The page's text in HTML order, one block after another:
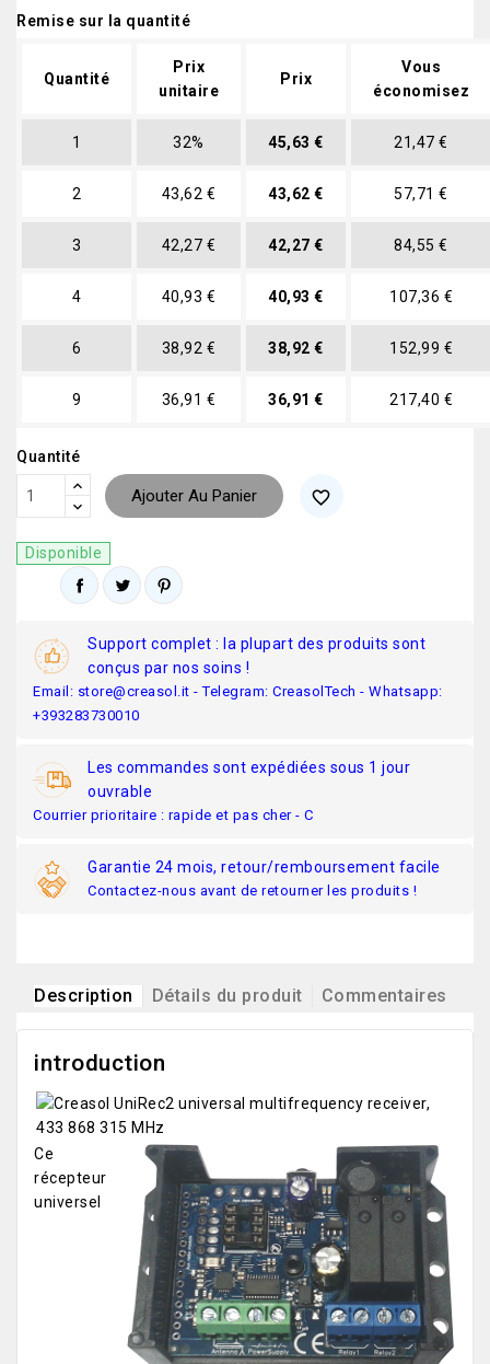
Remise sur la quantité
Quantité
Prix
unitaire
Prix
Vous
économisez
1 32% 45,63 € 21,47 €
2 43,62 € 43,62 € 57,71 €
3 42,27 € 42,27 € 84,55 €
4 40,93 € 40,93 € 107,36 €
6 38,92 € 38,92 € 152,99 €
9 36,91 € 36,91 € 217,40 €
Quantité
Ajouter Au Panier favorite_border
Disponible
Support complet : la plupart des produits sont
conçus par nos soins !
Email: store@creasol.it - Telegram: CreasolTech - Whatsapp:
+393283730010
Les commandes sont expédiées sous 1 jour
ouvrable
Courrier prioritaire : rapide et pas cher - C
Garantie 24 mois, retour/remboursement facile
Contactez-nous avant de retourner les produits !
Description Détails du produit Commentaires
introduction
Ce
récepteur
universel